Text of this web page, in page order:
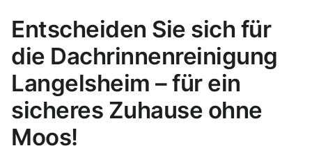
Entscheiden Sie sich für
die Dachrinnenreinigung
Langelsheim – für ein
sicheres Zuhause ohne
Moos!